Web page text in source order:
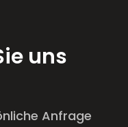
uns
Anfrage